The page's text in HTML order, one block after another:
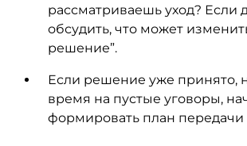
рассматриваешь уход? Если
обсудить, что может
решение”.
Если решение уже принято,
время на пустые уговоры,
формировать план передачи